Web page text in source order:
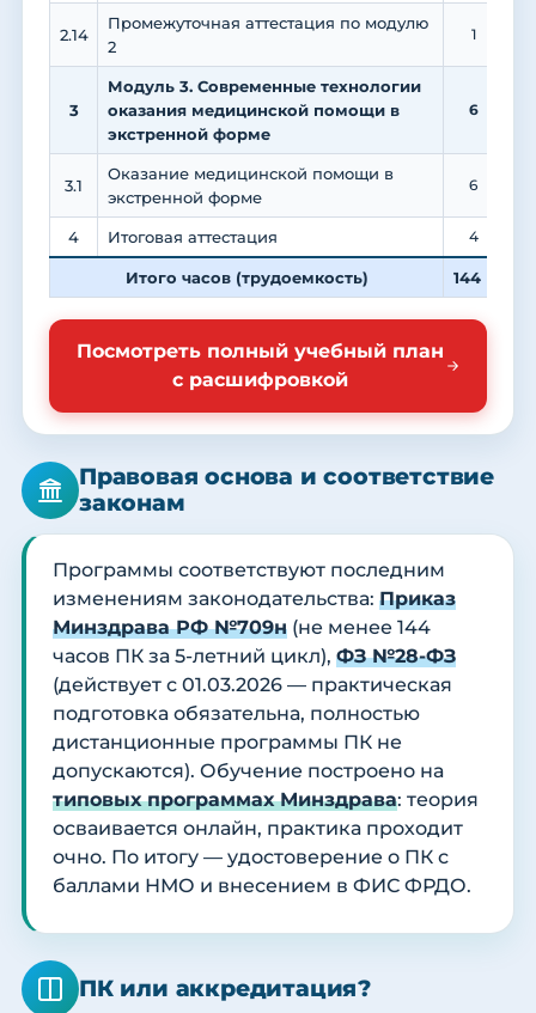
2.14
Промежуточная аттестация по модулю
2
1
3
Модуль 3. Современные технологии
оказания медицинской помощи в
экстренной форме
6
3.1
Оказание медицинской помощи в
экстренной форме
6
4 Итоговая аттестация 4
Итого часов (трудоемкость) 144
Посмотреть полный учебный план
с расшифровкой
Правовая основа и соответствие
законам
Программы соответствуют последним
изменениям законодательства: Приказ
Минздрава РФ №709н (не менее 144
часов ПК за 5-летний цикл), ФЗ №28-ФЗ
(действует с 01.03.2026 — практическая
подготовка обязательна, полностью
дистанционные программы ПК не
допускаются). Обучение построено на
типовых программах Минздрава: теория
осваивается онлайн, практика проходит
очно. По итогу — удостоверение о ПК с
баллами НМО и внесением в ФИС ФРДО.
ПК или аккредитация?